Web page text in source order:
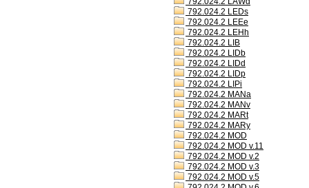
792.024.2 LEDs
792.024.2 LEEe
792.024.2 LEHh
792.024.2 LIB
792.024.2 LIDb
792.024.2 LIDd
792.024.2 LIDp
792.024.2 LIPi
792.024.2 MANa
792.024.2 MANv
792.024.2 MARt
792.024.2 MARy
792.024.2 MOD
792.024.2 MOD v.11
792.024.2 MOD v.2
792.024.2 MOD v.3
792.024.2 MOD v.5